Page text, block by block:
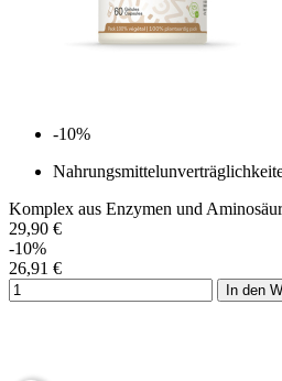
-10%
Komplex aus Enzymen und
29,90 €
-10%
26,91 €
In den